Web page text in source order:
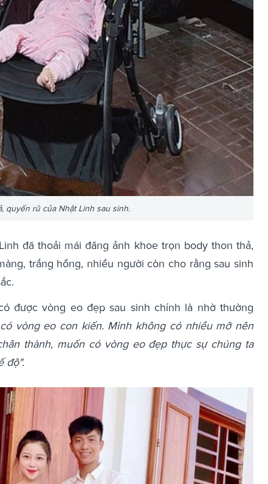
quyến rũ của Nhật Linh sau sinh.
đã thoải mái đăng ảnh khoe trọn body thon thả,
trắng hồng, nhiều người còn cho rằng sau sinh
được vòng eo đẹp sau sinh chính là nhờ thường
vòng eo con kiến. Mình không có nhiều mỡ nên
thành, muốn có vòng eo đẹp thực sự chúng ta
độ".